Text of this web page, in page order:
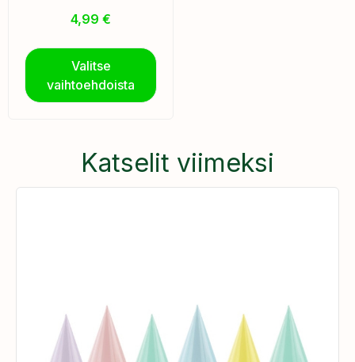
4,99 €
Valitse
vaihtoehdoista
Katselit viimeksi